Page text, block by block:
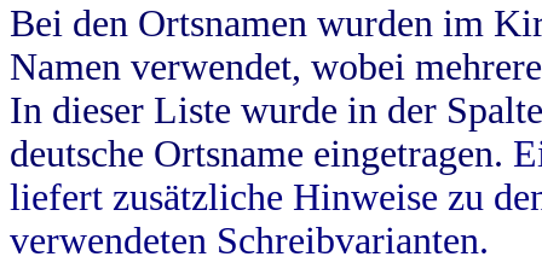
Bei den Ortsnamen wurden im
Namen verwendet, wobei
In dieser Liste wurde in der
deutsche Ortsname eingetragen.
liefert zusätzliche Hinweise zu
verwendeten Schreibvarianten.